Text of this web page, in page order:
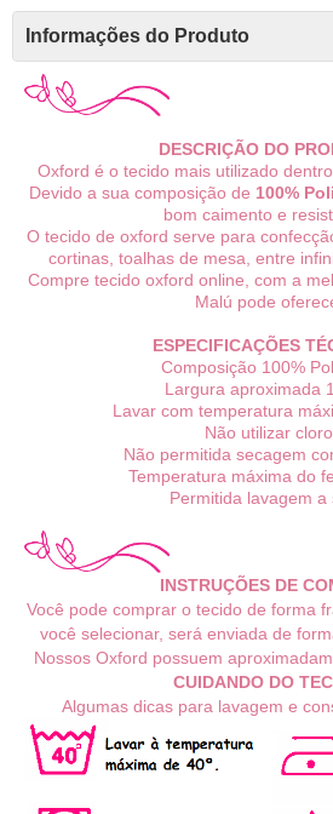
Informações do Produto
DESCRIÇÃO DO
Oxford é o tecido mais utilizado
Devido a sua composição de 100%
bom caimento e
O tecido de oxford serve para
cortinas, toalhas de mesa, entre
Compre tecido oxford online, com a
Malú pode
ESPECIFICAÇÕES
Composição 100% P
Largura aproximada
Lavar com temperatura
Não utilizar cloro.
Não permitida secagem
Temperatura máxima do
Permitida lavagem a
INSTRUÇÕES DE
Você pode comprar o tecido de forma
você selecionar, será enviada de
Nossos Oxford possuem
CUIDANDO DO
Algumas dicas para lavagem e